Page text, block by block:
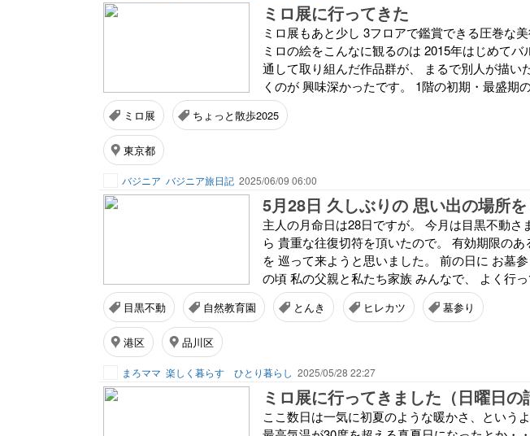
ミロ展に行ってきた
ミロ展もあと少し 3フロアで鑑賞できる圧巻な
ミロの絵をこんなに観るのは 2015年はじめて
通して取り組んだ作品群が、 まるで別人が描い
くのが 興味深かったです。 1階の初期・最盛期
ミロ展 ちょっと散歩2025
東京都
バジニア バジニア旅日記 2025/06/09 06:00
5月28日 久しぶりの 思い出の場所を
主人の月命日は28日ですが。 今月は目黒不動
ら 貴重な往復切符を頂いたので。 有効期限の
を 巡って来ようと思いました。 前の日に お墓
の頃 私の父親と私たち家族 みんなで、 よく行
目黒不動 自然教育園 とんき ヒレカツ 墓参り
港区 品川区
まろママ 楽しく暮らす ひとり暮らし 2025/05/28 22:27
ミロ展に行ってきました（日曜日
ここ数日は一気に初夏のような暖かさ、という